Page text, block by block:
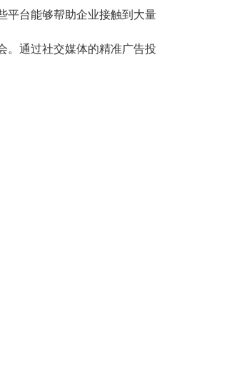
平台能够帮助企业接触到大量
。通过社交媒体的精准广告投